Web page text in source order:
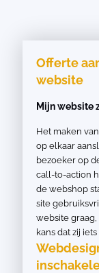
Offerte
website
Mijn website
Het maken
op elkaar
bezoeker op
call-to-action
de webshop
site
website
kans dat zij